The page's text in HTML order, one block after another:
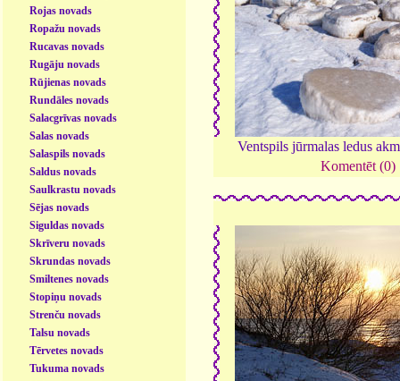
Rojas novads
Ropažu novads
Rucavas novads
Rugāju novads
Rūjienas novads
Rundāles novads
Salacgrīvas novads
Salas novads
Salaspils novads
Saldus novads
Saulkrastu novads
Sējas novads
Siguldas novads
Skrīveru novads
Skrundas novads
Smiltenes novads
Stopiņu novads
Strenču novads
Talsu novads
Tērvetes novads
Tukuma novads
Ventspils jūrmalas ledus
Komentēt (0)